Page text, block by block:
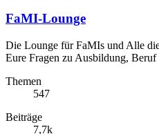
FaMI-Lounge
Die Lounge für FaMIs und Alle
Eure Fragen zu Ausbildung,
Themen
547
Beiträge
7,7k